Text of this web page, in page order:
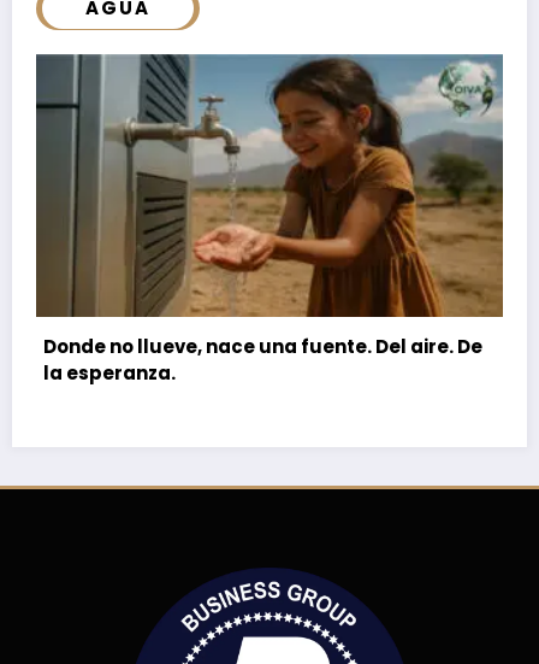
AGUA
Donde no llueve, nace una fuente. Del aire. De
la esperanza.